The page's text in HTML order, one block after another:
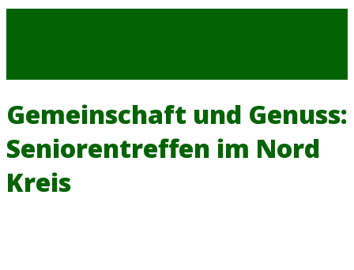
Gemeinschaft und Genuss:
Seniorentreffen im Nord
Kreis